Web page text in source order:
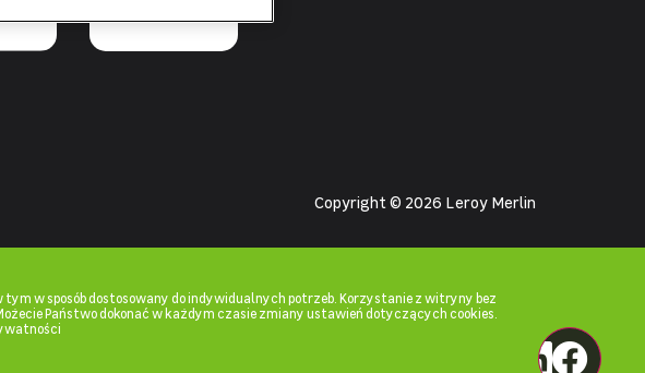
Copyright © 2026 Leroy Merlin
w sposób dostosowany do indywidualnych potrzeb. Korzystanie z witryny bez
Państwo dokonać w każdym czasie zmiany ustawień dotyczących cookies.